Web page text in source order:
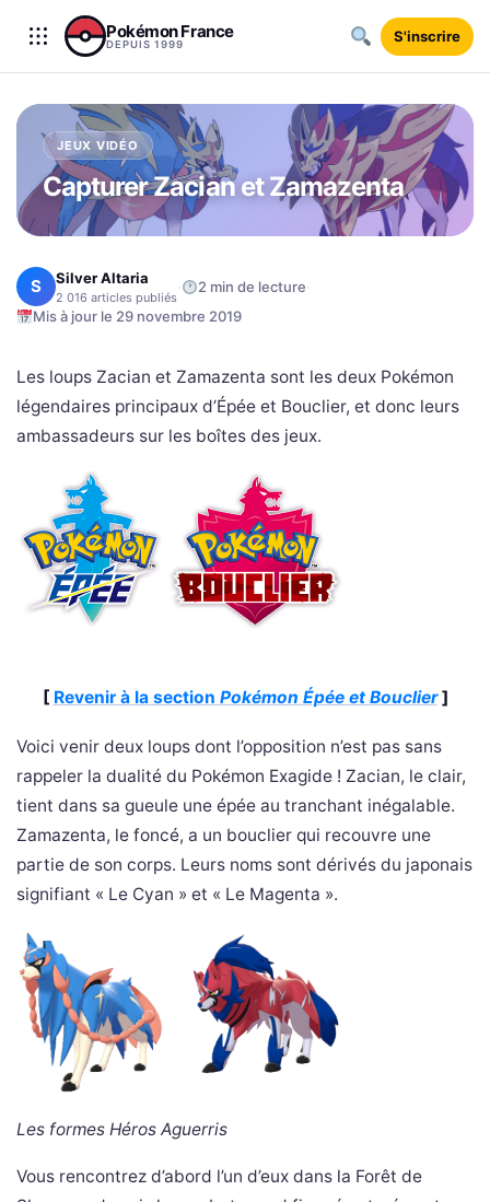
Aller au contenu
Pokémon France
DEPUIS 1999 S'inscrire
JEUX VIDÉO
Capturer Zacian et Zamazenta
S Silver Altaria
2 016 articles publiés · 2 min de lecture·
Mis à jour le 29 novembre 2019
Les loups Zacian et Zamazenta sont les deux Pokémon
légendaires principaux d’Épée et Bouclier, et donc leurs
ambassadeurs sur les boîtes des jeux.
[ Revenir à la section Pokémon Épée et Bouclier]
Voici venir deux loups dont l’opposition n’est pas sans
rappeler la dualité du Pokémon Exagide ! Zacian, le clair,
tient dans sa gueule une épée au tranchant inégalable.
Zamazenta, le foncé, a un bouclier qui recouvre une
partie de son corps. Leurs noms sont dérivés du japonais
signifiant « Le Cyan » et « Le Magenta ».
Les formes Héros Aguerris
Vous rencontrez d’abord l’un d’eux dans la Forêt de